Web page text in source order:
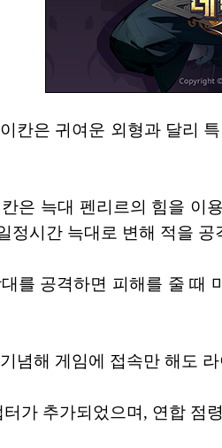
칸은 귀여운 외형과 달리
은 늑대 펜리르의 힘을 이
정시간 늑대로 변해 적을
를 공격하면 피해를 줄 때
념해 게임에 접속만 해도
가 추가되었으며, 연합 점